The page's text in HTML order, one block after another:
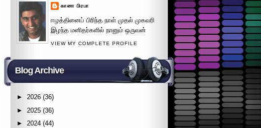
கானா பிரபா
ஈழத்தினைப் பிரிந்த நாள் முதல் முகவரி
இழந்த மனிதர்களில் நானும் ஒருவன்
VIEW MY COMPLETE PROFILE
Blog Archive
► 2026 (36)
► 2025 (36)
► 2024 (44)